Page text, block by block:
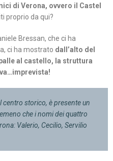
di Verona, ovvero il Castel
proprio da qui?
Bressan, che ci ha
ci ha mostrato dall’alto del
al castello, la struttura
centro storico, è presente un
che i nomi dei quattro
Valerio, Cecilio, Servilio